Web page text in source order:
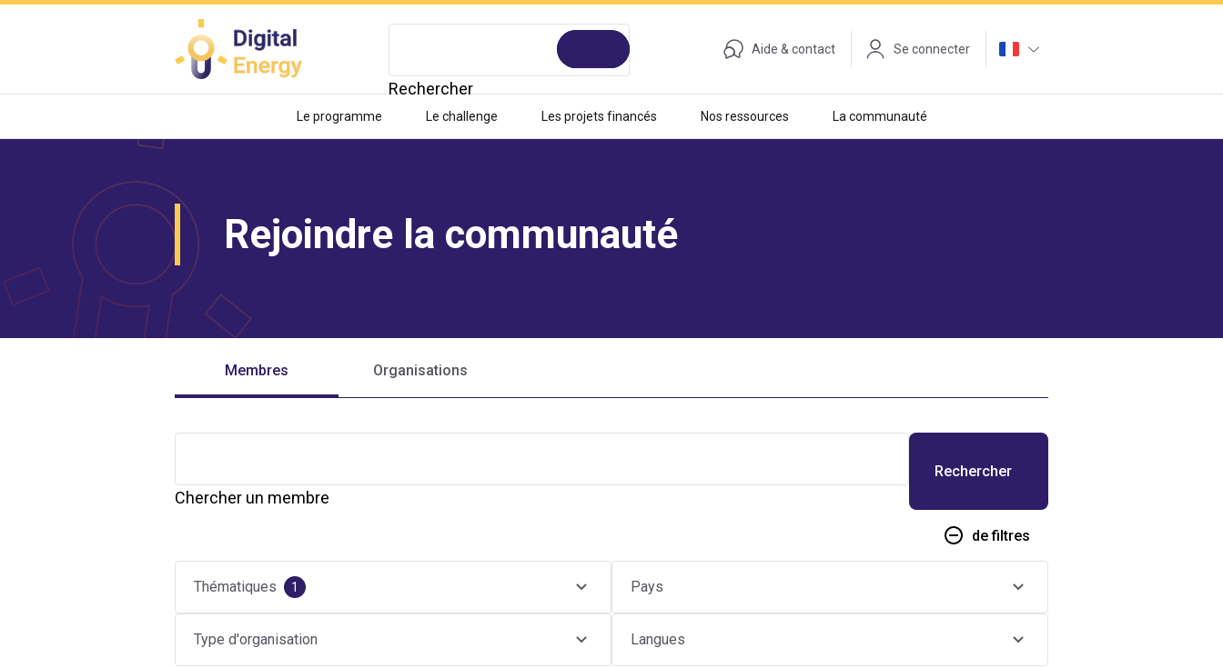
Rechercher
Aide & contact Se connecter
Le programme Le challenge Les projets financés Nos ressources La communauté
Rejoindre la communauté
Membres Organisations
Chercher un membre
de filtres
Thématiques 1 Pays
Type d'organisation Langues